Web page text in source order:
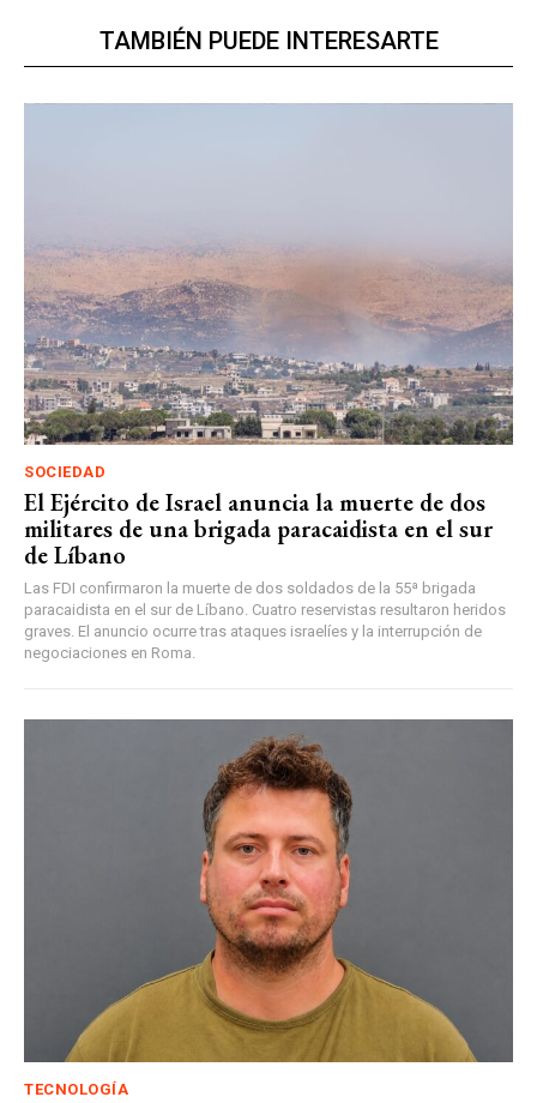
TAMBIÉN PUEDE INTERESARTE
SOCIEDAD
El Ejército de Israel anuncia la muerte de dos
militares de una brigada paracaidista en el sur
de Líbano
Las FDI confirmaron la muerte de dos soldados de la 55ª brigada
paracaidista en el sur de Líbano. Cuatro reservistas resultaron heridos
graves. El anuncio ocurre tras ataques israelíes y la interrupción de
negociaciones en Roma.
TECNOLOGÍA